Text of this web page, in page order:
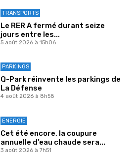
TRANSPORTS
Le RER A fermé durant seize
jours entre les...
5 août 2026 à 15h06
PARKINGS
Q-Park réinvente les parkings de
La Défense
4 août 2026 à 8h58
ENERGIE
Cet été encore, la coupure
annuelle d’eau chaude sera...
3 août 2026 à 7h51